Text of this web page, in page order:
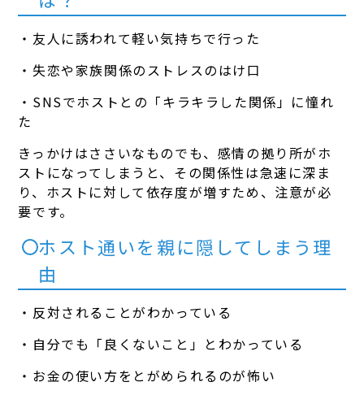
・友人に誘われて軽い気持ちで行った
・失恋や家族関係のストレスのはけ口
・SNSでホストとの「キラキラした関係」に憧れ
た
きっかけはささいなものでも、感情の拠り所がホ
ストになってしまうと、その関係性は急速に深ま
り、ホストに対して依存度が増すため、注意が必
要です。
ホスト通いを親に隠してしまう理
由
・反対されることがわかっている
・自分でも「良くないこと」とわかっている
・お金の使い方をとがめられるのが怖い